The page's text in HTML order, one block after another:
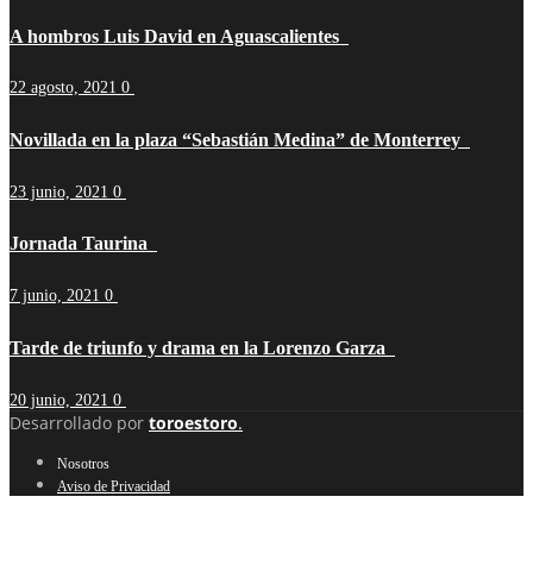
A hombros Luis David en Aguascalientes
22 agosto, 2021 0
Novillada en la plaza “Sebastián Medina” de Monterrey
23 junio, 2021 0
Jornada Taurina
7 junio, 2021 0
Tarde de triunfo y drama en la Lorenzo Garza
20 junio, 2021 0
Desarrollado por toroestoro.
Nosotros
Aviso de Privacidad